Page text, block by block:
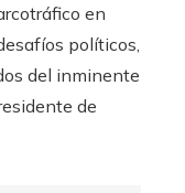
en
políticos,
del inminente
de